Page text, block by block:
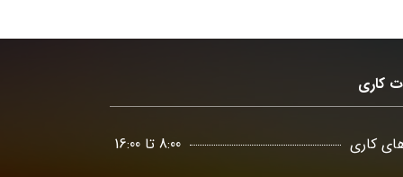
کاری
کاری 8:00 تا 16:00